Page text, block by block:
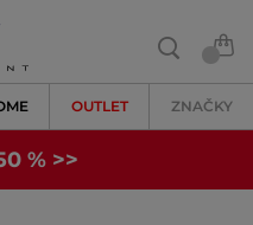
OUTLET ZNAČKY
% >>